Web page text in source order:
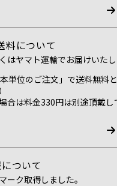
料について
はヤマト運輸でお届けいたし
単位のご注文」で送料無料
合は料金330円は別途頂戴し
ついて
ーク取得しました。